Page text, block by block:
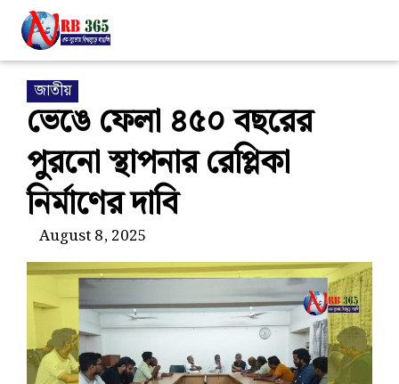
জাতীয়
ভেঙে ফেলা ৪৫০ বছরের
পুরনো স্থাপনার রেপ্লিকা
নির্মাণের দাবি
August 8, 2025